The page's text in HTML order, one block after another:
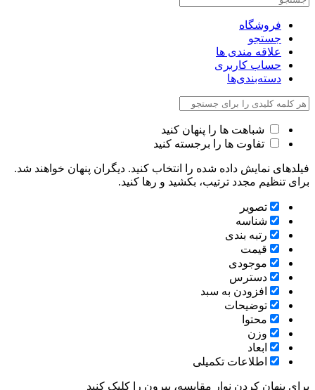
فروشگاه
جستجو
علاقه مندی ها
حساب کاربری
دسته‌بندی‌ها
شباهت ها را پنهان کنید
تفاوت ها را برجسته کنید
فیلدهای نمایش داده شده را انتخاب کنید. دیگران پنهان خواهند شد.
برای تنظیم مجدد ترتیب، بکشید و رها کنید.
تصویر
شناسه
رتبه بندی
قیمت
موجودی
دسترس
افزودن به سبد
توضیحات
محتوا
وزن
ابعاد
اطلاعات تکمیلی
برای پنهان کردن نوار مقایسه، بیرون را کلیک کنید